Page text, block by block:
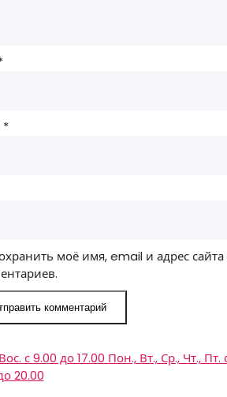
*
моё имя, email и адрес
с 9.00 до 17.00 Пон., Вт., Ср., Чт., Пт.
20.00